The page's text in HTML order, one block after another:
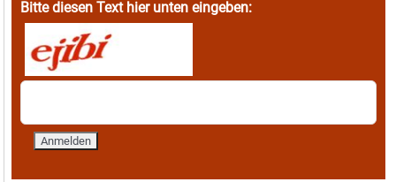
Bitte diesen Text hier unten eingeben: